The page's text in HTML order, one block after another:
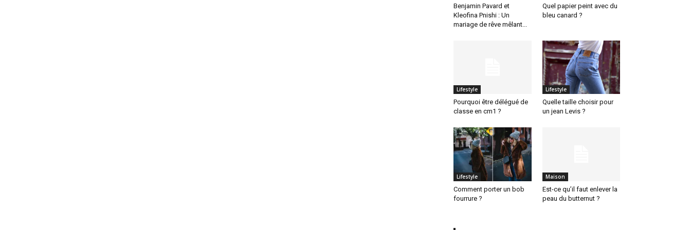
Benjamin Pavard et
Kleofina Pnishi : Un
mariage de rêve mêlant...
Quel papier peint avec du
bleu canard ?
Lifestyle
Pourquoi être délégué de
classe en cm1 ?
Lifestyle
Quelle taille choisir pour
un jean Levis ?
Lifestyle
Comment porter un bob
fourrure ?
Maison
Est-ce qu’il faut enlever la
peau du butternut ?